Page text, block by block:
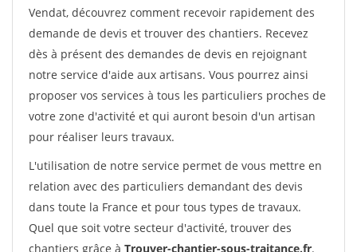
Vendat, découvrez comment recevoir rapidement des
demande de devis et trouver des chantiers. Recevez
dès à présent des demandes de devis en rejoignant
notre service d'aide aux artisans. Vous pourrez ainsi
proposer vos services à tous les particuliers proches de
votre zone d'activité et qui auront besoin d'un artisan
pour réaliser leurs travaux.
L'utilisation de notre service permet de vous mettre en
relation avec des particuliers demandant des devis
dans toute la France et pour tous types de travaux.
Quel que soit votre secteur d'activité, trouver des
chantiers grâce à Trouver-chantier-sous-traitance.fr.